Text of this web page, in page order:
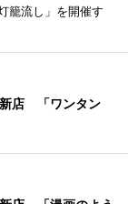
籠流し」を開催す
新店 「ワンタン